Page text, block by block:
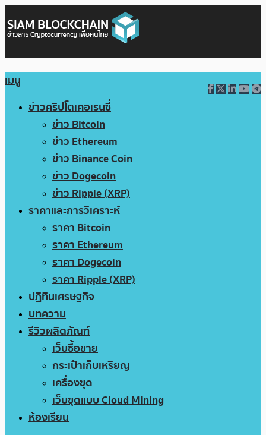
เมนู
ข่าวคริปโตเคอเรนซี่
ข่าว Bitcoin
ข่าว Ethereum
ข่าว Binance Coin
ข่าว Dogecoin
ข่าว Ripple (XRP)
ราคาและการวิเคราะห์
ราคา Bitcoin
ราคา Ethereum
ราคา Dogecoin
ราคา Ripple (XRP)
ปฏิทินเศรษฐกิจ
บทความ
รีวิวผลิตภัณฑ์
เว็บซื้อขาย
กระเป๋าเก็บเหรียญ
เครื่องขุด
เว็บขุดแบบ Cloud Mining
ห้องเรียน